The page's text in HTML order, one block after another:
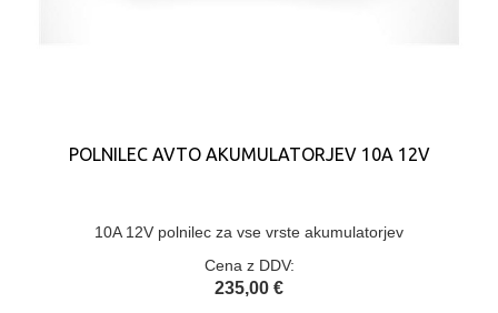
POLNILEC AVTO AKUMULATORJEV 10A 12V
10A 12V polnilec za vse vrste akumulatorjev
Cena z DDV:
235,00 €